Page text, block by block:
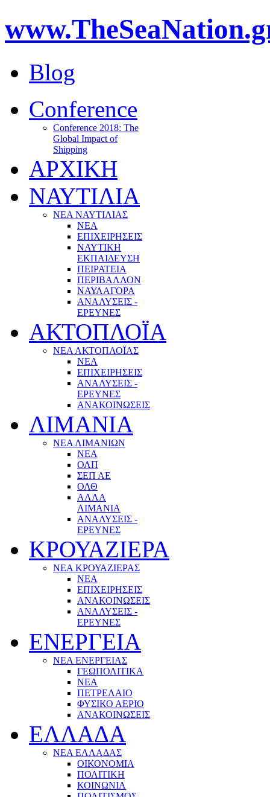
Blog
Conference
Conference 2018: The
Global Impact of
Shipping
ΑΡΧΙΚΗ
ΝΑΥΤΙΛΙΑ
ΝΕΑ ΝΑΥΤΙΛΙΑΣ
ΝΕΑ
ΕΠΙΧΕΙΡΗΣΕΙΣ
ΝΑΥΤΙΚΗ
ΕΚΠΑΙΔΕΥΣΗ
ΠΕΙΡΑΤΕΙΑ
ΠΕΡΙΒΑΛΛΟΝ
ΝΑΥΛΑΓΟΡΑ
ΑΝΑΛΥΣΕΙΣ -
ΕΡΕΥΝΕΣ
ΑΚΤΟΠΛΟΪΑ
ΝΕΑ ΑΚΤΟΠΛΟΪΑΣ
ΝΕΑ
ΕΠΙΧΕΙΡΗΣΕΙΣ
ΑΝΑΛΥΣΕΙΣ -
ΕΡΕΥΝΕΣ
ΑΝΑΚΟΙΝΩΣΕΙΣ
ΛΙΜΑΝΙΑ
ΝΕΑ ΛΙΜΑΝΙΩΝ
ΝΕΑ
ΟΛΠ
ΣΕΠ ΑΕ
ΟΛΘ
ΑΛΛΑ
ΛΙΜΑΝΙΑ
ΑΝΑΛΥΣΕΙΣ -
ΕΡΕΥΝΕΣ
ΚΡΟΥΑΖΙΕΡΑ
ΝΕΑ ΚΡΟΥΑΖΙΕΡΑΣ
NEA
ΕΠΙΧΕΙΡΗΣΕΙΣ
ΑΝΑΚΟΙΝΩΣΕΙΣ
ΑΝΑΛΥΣΕΙΣ -
ΕΡΕΥΝΕΣ
ΕΝΕΡΓΕΙΑ
ΝΕΑ ΕΝΕΡΓΕΙΑΣ
ΓΕΩΠΟΛΙΤΙΚΑ
ΝΕΑ
ΠΕΤΡΕΛΑΙΟ
ΦΥΣΙΚΟ ΑΕΡΙΟ
ΑΝΑΚΟΙΝΩΣΕΙΣ
ΕΛΛΑΔΑ
ΝΕΑ ΕΛΛΑΔΑΣ
ΟΙΚΟΝΟΜΙΑ
ΠΟΛΙΤΙΚΗ
ΚΟΙΝΩΝΙΑ